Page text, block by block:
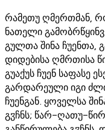
რამეთუ ღმერთმან,
ნათელი
გულთა შინა ჩუენთა,
დიდებისა ღმრთისა
გუაქუს ჩუენ საფასე
გარდარეული იგი
ჩუენგან. ყოველსა
გჳჩნს; წარ-ღათუ-